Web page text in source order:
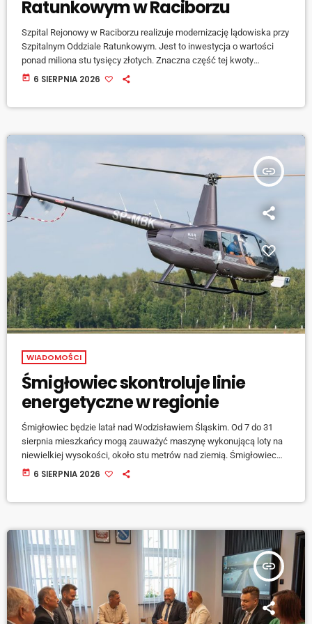
Ratunkowym w Raciborzu
Szpital Rejonowy w Raciborzu realizuje modernizację lądowiska przy
Szpitalnym Oddziale Ratunkowym. Jest to inwestycja o wartości
ponad miliona stu tysięcy złotych. Znaczna część tej kwoty
pochodzi ze środków Funduszu Medycznego. Głównym celem
także kluczowe prace budowlane. W ich ramach powstała […]
today 6 SIERPNIA 2026
insert_link
WIADOMOŚCI
Śmigłowiec skontroluje linie
energetyczne w regionie
Śmigłowiec będzie latał nad Wodzisławiem Śląskim. Od 7 do 31
sierpnia mieszkańcy mogą zauważyć maszynę wykonującą loty na
niewielkiej wysokości, około stu metrów nad ziemią. Śmigłowiec
będzie kilkunastokrotnie przelatywał nad miastem w związku z
liczyć się z okresowo zwiększonym hałasem.
today 6 SIERPNIA 2026
insert_link